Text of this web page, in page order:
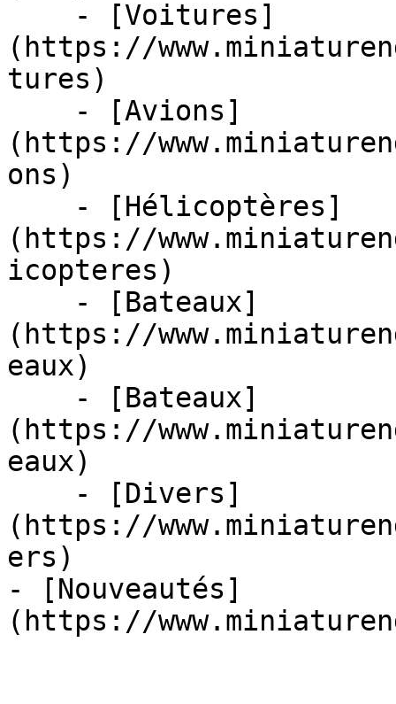
(https://
tures)
(https://
ons)
(https://
icopteres)
(https://
eaux)
(https://
eaux)
(https://
ers)
- [Nouveautés]